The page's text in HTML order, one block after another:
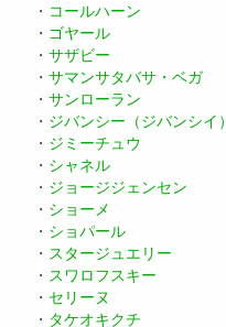
・ コールハーン
・ ゴヤール
・ サザビー
・ サマンサタバサ・ベガ
・ サンローラン
・ ジバンシー（ジバンシイ）
・ ジミーチュウ
・ シャネル
・ ジョージジェンセン
・ ショーメ
・ ショパール
・ スタージュエリー
・ スワロフスキー
・ セリーヌ
・ タケオキクチ